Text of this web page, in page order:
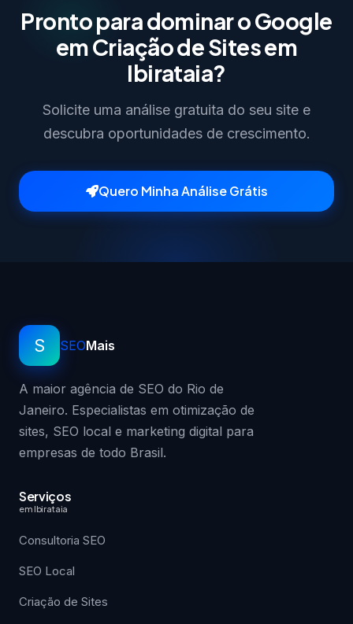
Pronto para dominar o Google
em Criação de Sites em
Ibirataia?
Solicite uma análise gratuita do seu site e
descubra oportunidades de crescimento.
Quero Minha Análise Grátis
S SEOMais
A maior agência de SEO do Rio de
Janeiro. Especialistas em otimização de
sites, SEO local e marketing digital para
empresas de todo Brasil.
Serviços
em Ibirataia
Consultoria SEO
SEO Local
Criação de Sites